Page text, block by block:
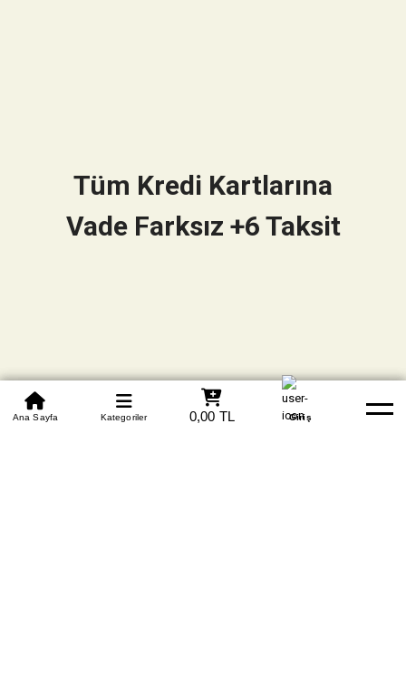
0850 305 09 70
Beden Tablosu Banka Hesapları Whatsapp Yardım
Ana Sayfa Kategoriler 0,00 TL Giriş
Tüm Kredi Kartlarına
Vade Farksız +6 Taksit